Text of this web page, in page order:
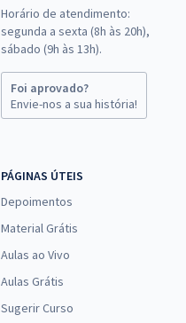
Horário de atendimento:
segunda a sexta (8h às 20h),
sábado (9h às 13h).
Foi aprovado?
Envie-nos a sua história!
PÁGINAS ÚTEIS
Depoimentos
Material Grátis
Aulas ao Vivo
Aulas Grátis
Sugerir Curso